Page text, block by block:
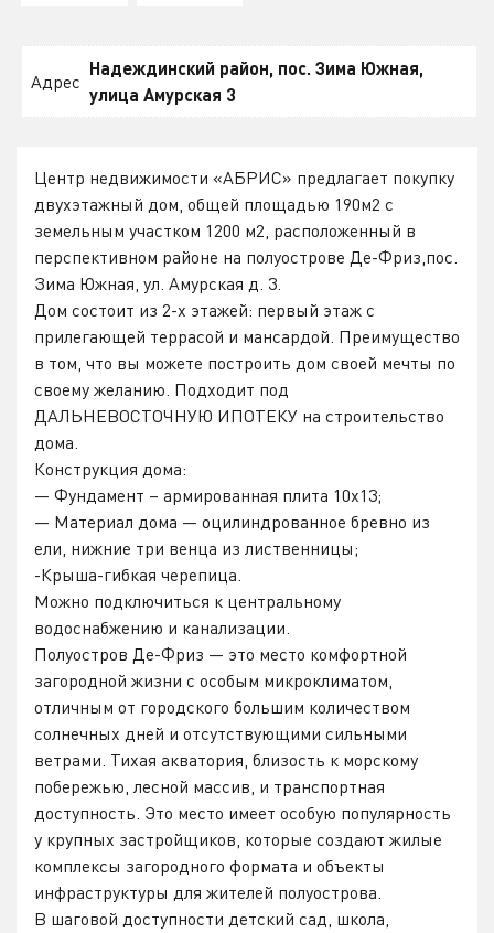
Адрес
Надеждинский район, пос. Зима Южная,
улица Амурская 3
Центр недвижимости «АБРИС» предлагает покупку
двухэтажный дом, общей площадью 190м2 с
земельным участком 1200 м2, расположенный в
перспективном районе на полуострове Де-Фриз,пос.
Зима Южная, ул. Амурская д. 3.
Дом состоит из 2-х этажей: первый этаж с
прилегающей террасой и мансардой. Преимущество
в том, что вы можете построить дом своей мечты по
своему желанию. Подходит под
ДАЛЬНЕВОСТОЧНУЮ ИПОТЕКУ на строительство
дома.
Конструкция дома:
— Фундамент – армированная плита 10х13;
— Материал дома — оцилиндрованное бревно из
ели, нижние три венца из лиственницы;
-Крыша-гибкая черепица.
Можно подключиться к центральному
водоснабжению и канализации.
Полуостров Де-Фриз — это место комфортной
загородной жизни с особым микроклиматом,
отличным от городского большим количеством
солнечных дней и отсутствующими сильными
ветрами. Тихая акватория, близость к морскому
побережью, лесной массив, и транспортная
доступность. Это место имеет особую популярность
у крупных застройщиков, которые создают жилые
комплексы загородного формата и объекты
инфраструктуры для жителей полуострова.
В шаговой доступности детский сад, школа,